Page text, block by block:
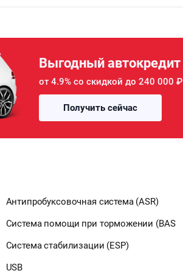
Выгодный автокредит
от 4.9% со скидкой до 240 000 ₽
Получить сейчас
Антипробуксовочная система (ASR)
Система помощи при торможении (BAS
Система стабилизации (ESP)
USB